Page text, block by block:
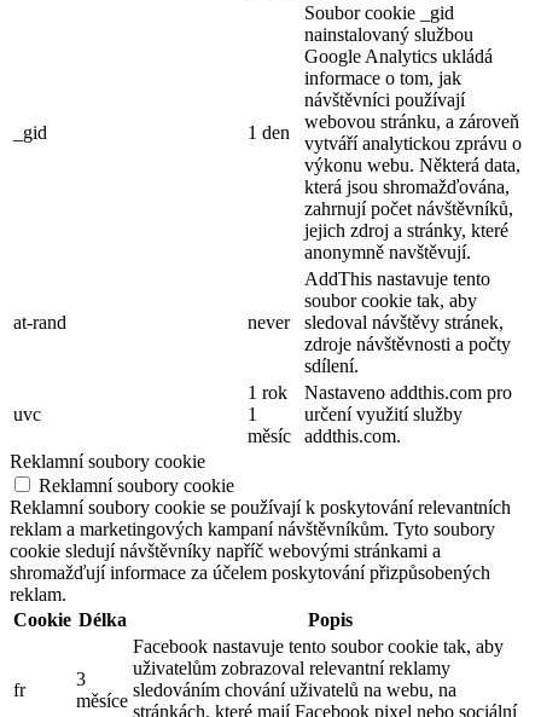
_gid 1 den
Soubor cookie _gid
nainstalovaný službou
Google Analytics ukládá
informace o tom, jak
návštěvníci používají
webovou stránku, a zároveň
vytváří analytickou zprávu o
výkonu webu. Některá data,
která jsou shromažďována,
zahrnují počet návštěvníků,
jejich zdroj a stránky, které
anonymně navštěvují.
at-rand never
AddThis nastavuje tento
soubor cookie tak, aby
sledoval návštěvy stránek,
zdroje návštěvnosti a počty
sdílení.
uvc
1 rok
1
měsíc
Nastaveno addthis.com pro
určení využití služby
addthis.com.
Reklamní soubory cookie
Reklamní soubory cookie
Reklamní soubory cookie se používají k poskytování relevantních
reklam a marketingových kampaní návštěvníkům. Tyto soubory
cookie sledují návštěvníky napříč webovými stránkami a
shromažďují informace za účelem poskytování přizpůsobených
reklam.
Cookie Délka Popis
fr
3
měsíce
Facebook nastavuje tento soubor cookie tak, aby
uživatelům zobrazoval relevantní reklamy
sledováním chování uživatelů na webu, na
stránkách, které mají Facebook pixel nebo sociální